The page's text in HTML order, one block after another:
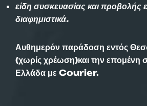
είδη συσκευασίας και προβολής
διαφημιστικά.
Αυθημερόν παράδοση εντός
(χωρίς χρέωση)και την επομένη
Ελλάδα με Courier.